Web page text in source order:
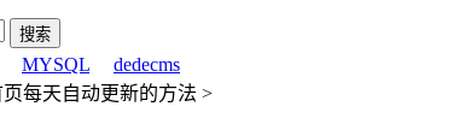
搜索
MYSQL
dedecms
每天自动更新的方法 >